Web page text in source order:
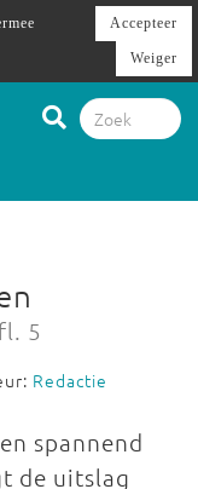
5
Redactie
spannend
de uitslag
Accepteer
Weiger